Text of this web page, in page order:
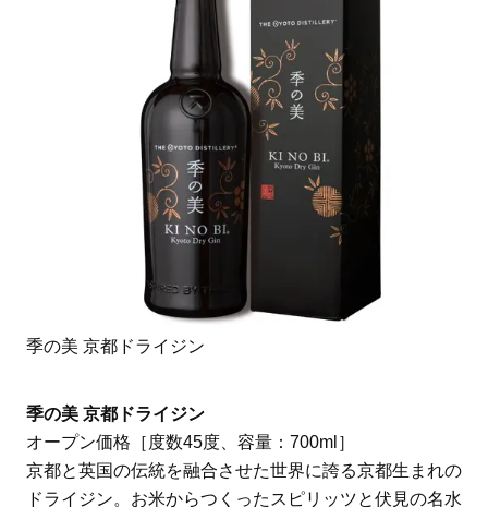
季の美 京都ドライジン
季の美 京都ドライジン
オープン価格［度数45度、容量：700ml］
京都と英国の伝統を融合させた世界に誇る京都生まれの
ドライジン。お米からつくったスピリッツと伏見の名水